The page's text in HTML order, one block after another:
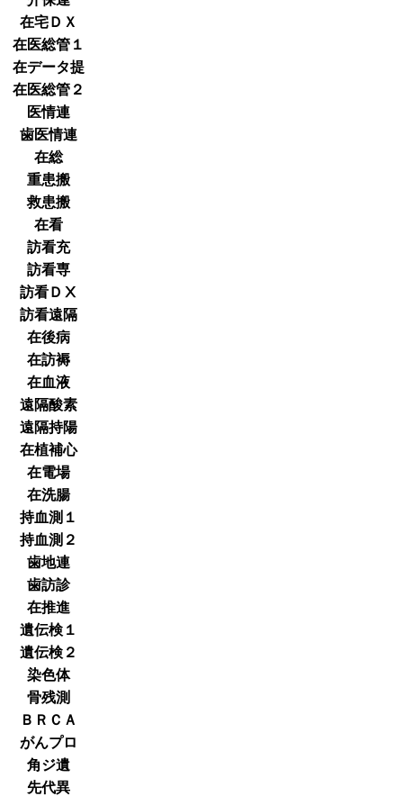
在宅ＤＸ
在医総管１
在データ提
在医総管２
医情連
歯医情連
在総
重患搬
救患搬
在看
訪看充
訪看専
訪看ＤⅩ
訪看遠隔
在後病
在訪褥
在血液
遠隔酸素
遠隔持陽
在植補心
在電場
在洗腸
持血測１
持血測２
歯地連
歯訪診
在推進
遺伝検１
遺伝検２
染色体
骨残測
ＢＲＣＡ
がんプロ
角ジ遺
先代異